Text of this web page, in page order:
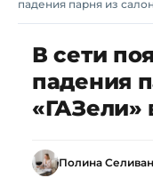
падения парня из
В сети
падения
«ГАЗели»
Полина